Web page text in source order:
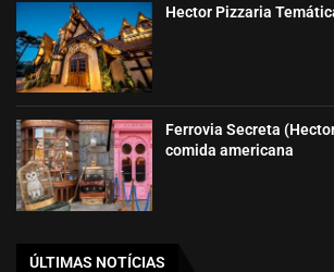
Hector Pizzaria
Ferrovia Secreta
comida americana
ÚLTIMAS NOTÍCIAS